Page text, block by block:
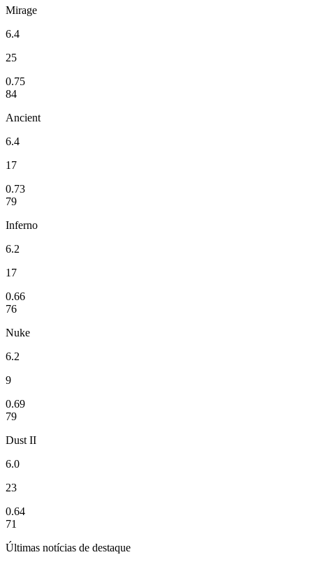
Mirage
6.4
25
0.75
84
Ancient
6.4
17
0.73
79
Inferno
6.2
17
0.66
76
Nuke
6.2
9
0.69
79
Dust II
6.0
23
0.64
71
Últimas notícias de destaque